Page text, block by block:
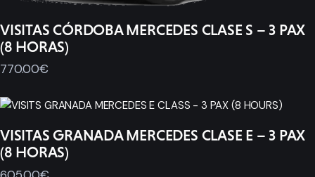
VISITAS CÓRDOBA MERCEDES CLASE S – 3 PAX
(8 HORAS)
770.00€
VISITAS GRANADA MERCEDES CLASE E – 3 PAX
(8 HORAS)